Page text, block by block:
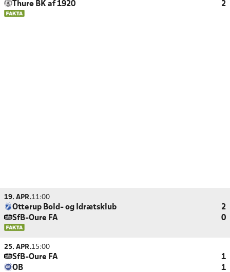
Thurø BK af 1920
2
19. APR.11:00
Otterup Bold- og Idrætsklub
2
SfB-Oure FA
0
25. APR.15:00
SfB-Oure FA
1
OB
1